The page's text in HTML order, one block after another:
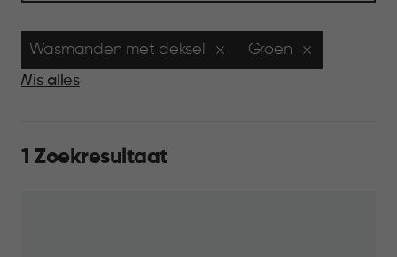
Wasmanden met deksel
Groen
Wis alles
1 Zoekresultaat